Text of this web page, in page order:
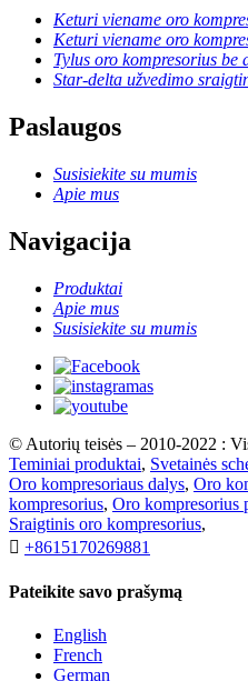
Keturi viename oro
Keturi viename oro
Tylus oro kompresorius be
Star-delta užvedimo
Paslaugos
Susisiekite su mumis
Apie mus
Navigacija
Produktai
Apie mus
Susisiekite su mumis
© Autorių teisės – 2010-2022 :
Teminiai produktai, Svetainės
Oro kompresoriaus dalys, Oro
kompresorius, Oro kompresorius
Sraigtinis oro kompresorius,
 +8615170269881
Pateikite savo prašymą
English
French
German